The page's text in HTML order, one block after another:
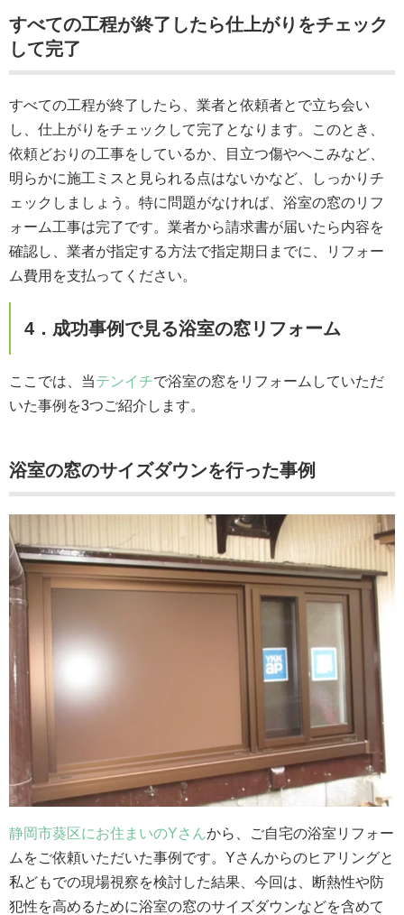
すべての工程が終了したら仕上がりをチェック
して完了
すべての工程が終了したら、業者と依頼者とで立ち会い
し、仕上がりをチェックして完了となります。このとき、
依頼どおりの工事をしているか、目立つ傷やへこみなど、
明らかに施工ミスと見られる点はないかなど、しっかりチ
ェックしましょう。特に問題がなければ、浴室の窓のリフ
ォーム工事は完了です。業者から請求書が届いたら内容を
確認し、業者が指定する方法で指定期日までに、リフォー
ム費用を支払ってください。
4．成功事例で見る浴室の窓リフォーム
ここでは、当テンイチで浴室の窓をリフォームしていただ
いた事例を3つご紹介します。
浴室の窓のサイズダウンを行った事例
静岡市葵区にお住まいのYさんから、ご自宅の浴室リフォー
ムをご依頼いただいた事例です。Yさんからのヒアリングと
私どもでの現場視察を検討した結果、今回は、断熱性や防
犯性を高めるために浴室の窓のサイズダウンなどを含めて